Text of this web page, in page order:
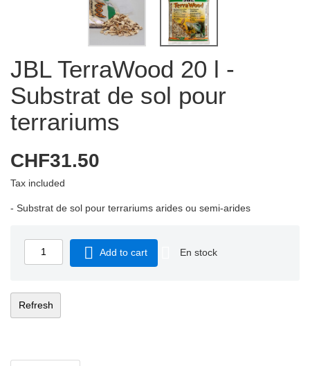
JBL TerraWood 20 l -
Substrat de sol pour
terrariums
CHF31.50
Tax included
- Substrat de sol pour terrariums arides ou semi-arides
 Add to cart En stock